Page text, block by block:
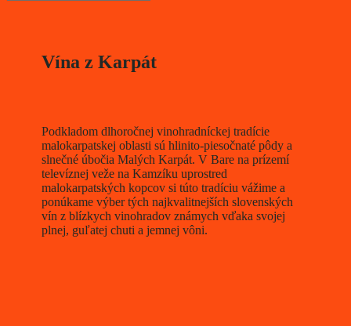
Vína z Karpát
Podkladom dlhoročnej vinohradníckej tradície
malokarpatskej oblasti sú hlinito-piesočnaté pôdy a
slnečné úbočia Malých Karpát. V Bare na prízemí
televíznej veže na Kamzíku uprostred
malokarpatských kopcov si túto tradíciu vážime a
ponúkame výber tých najkvalitnejších slovenských
vín z blízkych vinohradov známych vďaka svojej
plnej, guľatej chuti a jemnej vôni.